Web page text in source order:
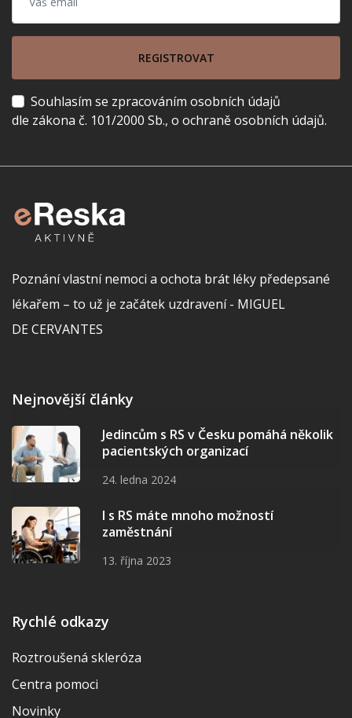
REGISTROVAT
Souhlasím se zpracováním osobních údajů
dle zákona č. 101/2000 Sb., o ochraně osobních údajů.
Poznání vlastní nemoci a ochota brát léky předepsané
lékařem – to už je začátek uzdravení - MIGUEL
DE CERVANTES
Nejnovější články
Jedincům s RS v Česku pomáhá několik
pacientských organizací
24. ledna 2024
I s RS máte mnoho možností
zaměstnání
13. října 2023
Rychlé odkazy
Roztroušená skleróza
Centra pomoci
Novinky